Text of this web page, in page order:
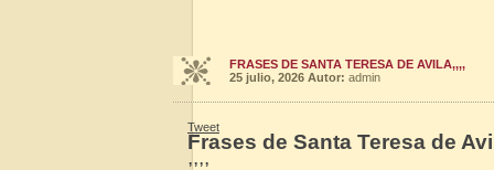
FRASES DE SANTA TERESA DE AVILA,,,,
25 julio, 2026 Autor: admin
Tweet
Frases de Santa Teresa de
,,,,